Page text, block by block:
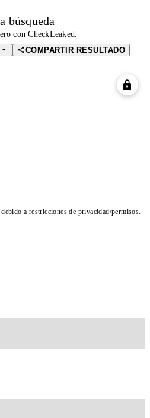
búsqueda
con CheckLeaked.
COMPARTIR RESULTADO
a restricciones de privacidad/permisos.